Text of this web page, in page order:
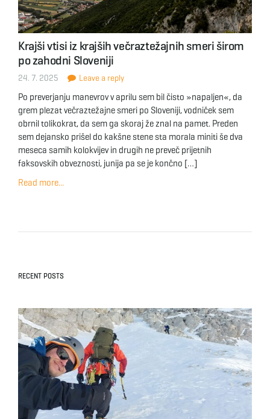
Krajši vtisi iz krajših večraztežajnih smeri širom
po zahodni Sloveniji
24. 7. 2025 Leave a reply
Po preverjanju manevrov v aprilu sem bil čisto »napaljen«, da
grem plezat večraztežajne smeri po Sloveniji, vodniček sem
obrnil tolikokrat, da sem ga skoraj že znal na pamet. Preden
sem dejansko prišel do kakšne stene sta morala miniti še dva
meseca samih kolokvijev in drugih ne preveč prijetnih
faksovskih obveznosti, junija pa se je končno […]
Read more...
RECENT POSTS